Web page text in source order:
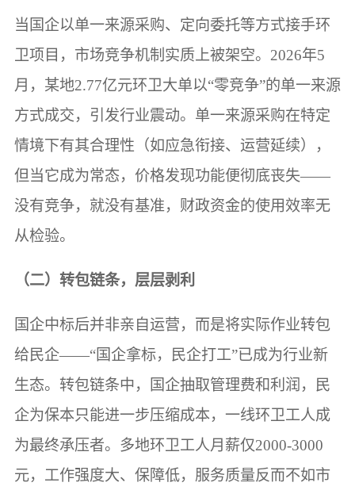
当国企以单一来源采购、定向委托等方式接手环
卫项目，市场竞争机制实质上被架空。2026年5
月，某地2.77亿元环卫大单以“零竞争”的单一来源
方式成交，引发行业震动。单一来源采购在特定
情境下有其合理性（如应急衔接、运营延续），
但当它成为常态，价格发现功能便彻底丧失——
没有竞争，就没有基准，财政资金的使用效率无
从检验。
（二）转包链条，层层剥利
国企中标后并非亲自运营，而是将实际作业转包
给民企——“国企拿标，民企打工”已成为行业新
生态。转包链条中，国企抽取管理费和利润，民
企为保本只能进一步压缩成本，一线环卫工人成
为最终承压者。多地环卫工人月薪仅2000-3000
元，工作强度大、保障低，服务质量反而不如市